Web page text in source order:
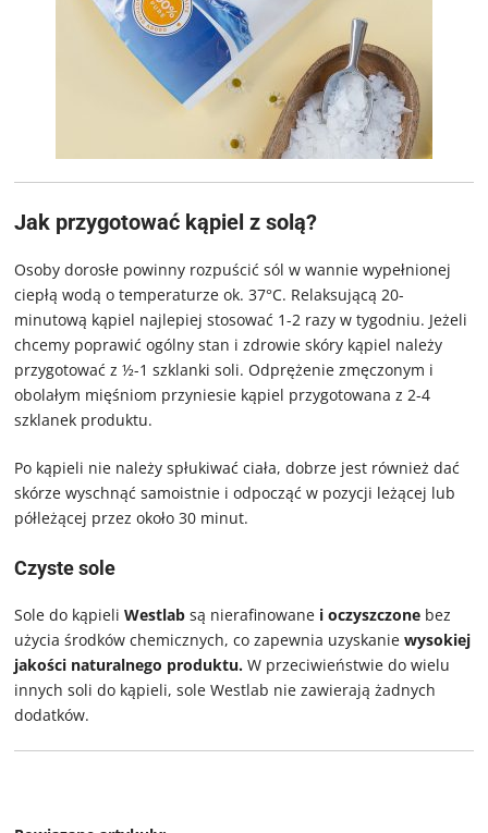
Jak przygotować kąpiel z solą?
Osoby dorosłe powinny rozpuścić sól w wannie wypełnionej
ciepłą wodą o temperaturze ok. 37°C. Relaksującą 20-
minutową kąpiel najlepiej stosować 1-2 razy w tygodniu. Jeżeli
chcemy poprawić ogólny stan i zdrowie skóry kąpiel należy
przygotować z ½-1 szklanki soli. Odprężenie zmęczonym i
obolałym mięśniom przyniesie kąpiel przygotowana z 2-4
szklanek produktu.
Po kąpieli nie należy spłukiwać ciała, dobrze jest również dać
skórze wyschnąć samoistnie i odpocząć w pozycji leżącej lub
półleżącej przez około 30 minut.
Czyste sole
Sole do kąpieliWestlab są nierafinowane i oczyszczone bez
użycia środków chemicznych, co zapewnia uzyskaniewysokiej
jakości naturalnego produktu. W przeciwieństwie do wielu
innych soli do kąpieli, sole Westlab nie zawierają żadnych
dodatków.